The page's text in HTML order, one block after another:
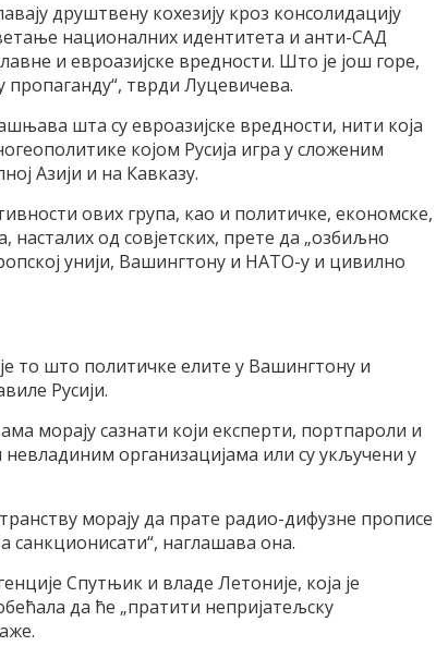
друштвену кохезију кроз консолидацију
националних идентитета и анти-САД
и евроазијске вредности. Што је још горе,
пропаганду“, тврди Луцевичева.
шта су евроазијске вредности, нити која
којом Русија игра у сложеним
Азији и на Кавказу.
ових група, као и политичке, економске,
од совјетских, прете да „озбиљно
унији, Вашингтону и НАТО-у и цивилно
то што политичке елите у Вашингтону и
Русији.
морају сазнати који експерти, портпароли и
организацијама или су укључени у
морају да прате радио-дифузне прописе
наглашава она.
Спутњик и владе Летоније, којa је
да ће „пратити непријатељску